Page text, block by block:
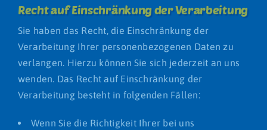
Recht auf Einschränkung der Verarbeitung
Sie haben das Recht, die Einschränkung der
Verarbeitung Ihrer personenbezogenen Daten zu
verlangen. Hierzu können Sie sich jederzeit an uns
wenden. Das Recht auf Einschränkung der
Verarbeitung besteht in folgenden Fällen:
Wenn Sie die Richtigkeit Ihrer bei uns